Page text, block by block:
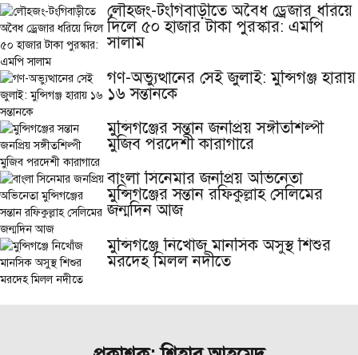
লৌহজং-টংগিবাড়ীতে অবৈধ ড্রেজার ধরিয়ে
দিলে ৫০ হাজার টাকা পুরস্কার: এমপি
সালাম
গণ-অভ্যুত্থানের সেই জুলাই: মুন্সিগঞ্জ হারায়
১৬ সন্তানকে
মুন্সিগঞ্জের সন্তান জনপ্রিয় সঙ্গীতশিল্পী
মুজিব পরদেশী কারাগারে
বাংলা সিনেমার জনপ্রিয় অভিনেতা
মুন্সিগঞ্জের সন্তান রফিকুল্লাহ সেলিমের
জন্মদিন আজ
মুন্সিগঞ্জে নিখোঁজ মানসিক অসুস্থ শিশুর
মরদেহ মিলল নদীতে